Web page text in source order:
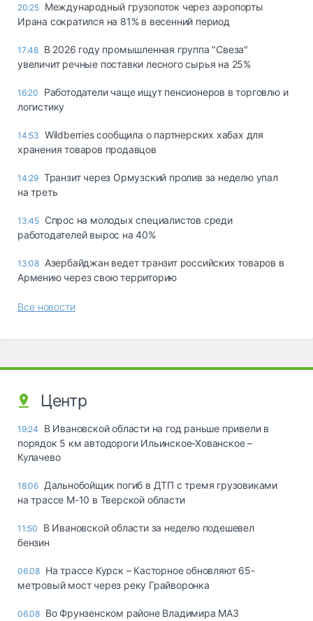
20:25 Международный грузопоток через аэропорты
Ирана сократился на 81% в весенний период
17:48 В 2026 году промышленная группа "Свеза"
увеличит речные поставки лесного сырья на 25%
16:20
Работодатели чаще ищут пенсионеров в торговлю и
логистику
14:53 Wildberries сообщила о партнерских хабах для
хранения товаров продавцов
14:29 Транзит через Ормузский пролив за неделю упал
на треть
13:45 Спрос на молодых специалистов среди
работодателей вырос на 40%
13:08 Азербайджан ведет транзит российских товаров в
Армению через свою территорию
Все новости
Центр
19:24
В Ивановской области на год раньше привели в
порядок 5 км автодороги Ильинское-Хованское –
Кулачево
18:06 Дальнобойщик погиб в ДТП с тремя грузовиками
на трассе М-10 в Тверской области
11:50
В Ивановской области за неделю подешевел
бензин
06.08 На трассе Курск – Касторное обновляют 65-
метровый мост через реку Грайворонка
06.08 Во Фрунзенском районе Владимира МАЗ